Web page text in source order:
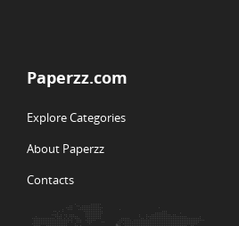
Paperzz.com
Explore Categories
About Paperzz
Contacts